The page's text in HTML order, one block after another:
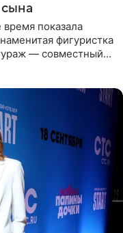
сына
показала
фигуристка
— совместный